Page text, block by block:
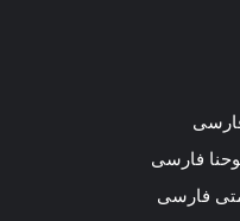
فارسی
فارسی
متی فارسی